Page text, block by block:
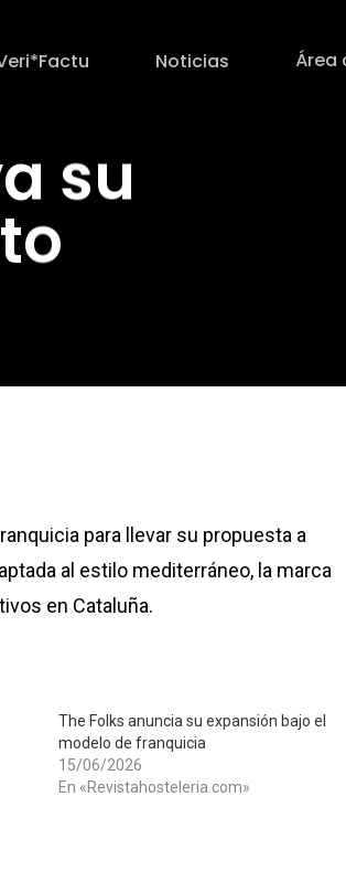
Noticias Área
su
para llevar su propuesta a
al estilo mediterráneo, la marca
en Cataluña.
The Folks anuncia su expansión bajo el
modelo de franquicia
15/06/2026
En «Revistahosteleria.com»